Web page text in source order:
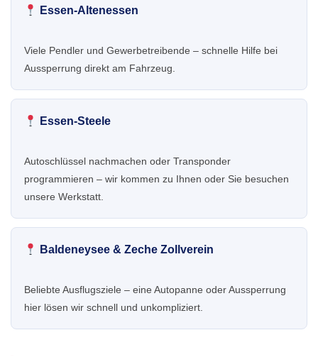
Essen-Altenessen
Viele Pendler und Gewerbetreibende – schnelle Hilfe bei
Aussperrung direkt am Fahrzeug.
Essen-Steele
Autoschlüssel nachmachen oder Transponder
programmieren – wir kommen zu Ihnen oder Sie besuchen
unsere Werkstatt.
Baldeneysee & Zeche Zollverein
Beliebte Ausflugsziele – eine Autopanne oder Aussperrung
hier lösen wir schnell und unkompliziert.